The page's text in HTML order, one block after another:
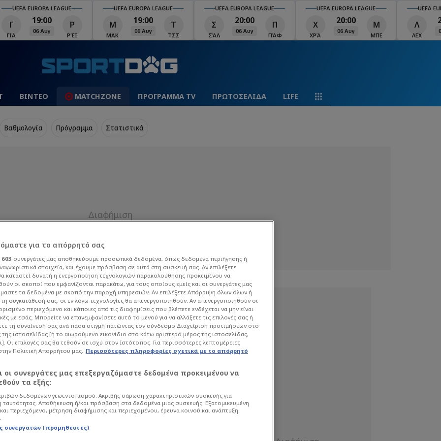
UEFA EUROPA LEAGUE
Γ
ΓΙΑ
19:00
06 Αυγ
Ρ
ΡΈΙ
UEFA EUROPA LEAGUE
Μ
ΜΑΚ
19:00
06 Αυγ
Τ
ΤΣΣ
UEFA EUROPA LEAGUE
Σ
ΣΆΛ
20:00
06 Αυγ
Π
ΠΆΦ
UEFA EUROPA LEAGUE
Χ
ΧΡΆ
20:00
06 Αυγ
Μ
ΜΠΕ
UEFA
Λ
ΛΕΧ
ΒΙΝΤΕΟ MATCHZONE ΠΡΟΓΡΑΜΜΑ TV ΠΡΩΤΟΣΕΛΙΔΑ LIFE
Βαθμολογία Πρόγραμμα Στατιστικά
MVP της φετινής
- Σούπερ Deal
νέου ελληνικό κορμό, όπως φάνηκε
και ετοιμάζεται να φέρει στο
για το απόρρητό σας
603 συνεργάτες μας αποθηκεύουμε προσωπικά δεδομένα, όπως δεδομένα περιήγησης ή
στοιχεία, και έχουμε πρόσβαση σε αυτά στη συσκευή σας. Αν επιλέξετε
καταστεί δυνατή η ενεργοποίηση τεχνολογιών παρακολούθησης προκειμένου να
οι σκοποί που εμφανίζονται παρακάτω, για τους οποίους εμείς και οι συνεργάτες μας
τα δεδομένα με σκοπό την παροχή υπηρεσιών. Αν επιλέξετε Απόρριψη όλων όλων ή
συγκατάθεσή σας, οι εν λόγω τεχνολογίες θα απενεργοποιηθούν. Αν απενεργοποιηθούν οι
περιεχόμενο και κάποιες από τις διαφημίσεις που βλέπετε ενδέχεται να μην είναι
με εσάς. Μπορείτε να επανεμφανίσετε αυτό το μενού για να αλλάξετε τις επιλογές σας ή
τη συναίνεσή σας ανά πάσα στιγμή πατώντας τον σύνδεσμο Διαχείριση προτιμήσεων στο
ιστοσελίδας [ή το αιωρούμενο εικονίδιο στο κάτω αριστερό μέρος της ιστοσελίδας,
Οι επιλογές σας θα τεθούν σε ισχύ στον Ιστότοπος. Για περισσότερες λεπτομέρειες
Πολιτική Απορρήτου μας. Περισσότερες πληροφορίες σχετικά με το απόρρητό
οι συνεργάτες μας επεξεργαζόμαστε δεδομένα προκειμένου να
τα εξής:
δεδομένων γεωεντοπισμού. Ακριβής σάρωση χαρακτηριστικών συσκευής για
ταυτότητας. Αποθήκευση ή/και πρόσβαση στα δεδομένα μιας συσκευής. Εξατομικευμένη
περιεχόμενο, μέτρηση διαφήμισης και περιεχομένου, έρευνα κοινού και ανάπτυξη
συνεργατών (προμηθευτές)